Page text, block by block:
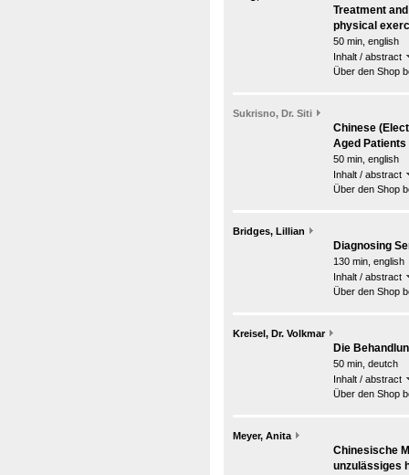
Treatment
physical
50 min, english
Inhalt / abstract
Über den Shop
Sukrisno, Dr. Siti
Chinese
Aged Patients
50 min, english
Inhalt / abstract
Über den Shop
Bridges, Lillian
Diagnosing
130 min, english
Inhalt / abstract
Über den Shop
Kreisel, Dr. Volkmar
Die
50 min, deutch
Inhalt / abstract
Über den Shop
Meyer, Anita
Chinesische
unzulässiges